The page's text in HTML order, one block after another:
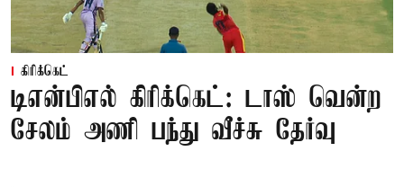
கிரிக்கெட்
டிஎன்பிஎல் கிரிக்கெட்: டாஸ் வென்ற
சேலம் அணி பந்து வீச்சு தேர்வு